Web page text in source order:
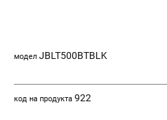
модел JBLT500BTBLK
код на продукта 922